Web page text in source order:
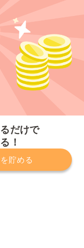
だけで
！
貯める
運営会社